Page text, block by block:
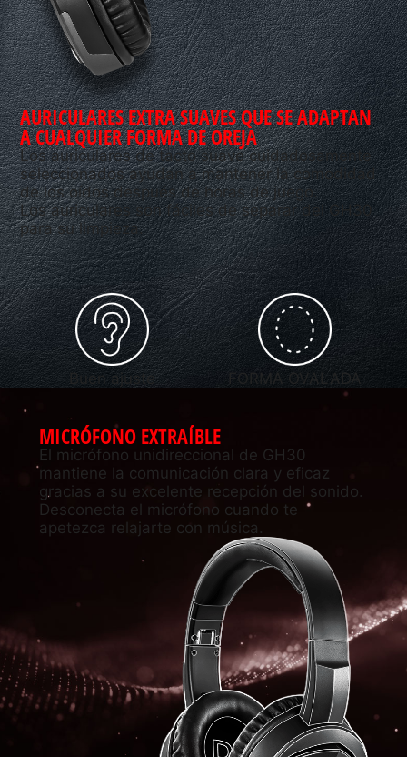
AURICULARES EXTRA SUAVES QUE SE ADAPTAN
A CUALQUIER FORMA DE OREJA
Los auriculares de tacto suave cuidadosamente
seleccionados ayudan a mantener la comodidad
de los oídos después de horas de juego.
Los auriculares son fáciles de separar del GH30
para su limpieza.
Buen ajuste FORMA OVALADA
MICRÓFONO EXTRAÍBLE
El micrófono unidireccional de GH30
mantiene la comunicación clara y eficaz
gracias a su excelente recepción del sonido.
Desconecta el micrófono cuando te
apetezca relajarte con música.